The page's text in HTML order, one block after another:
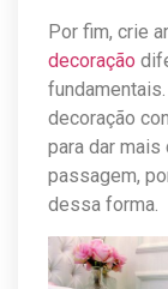
Por fim, crie
decoração
decoração
para dar
passagem,
dessa forma.